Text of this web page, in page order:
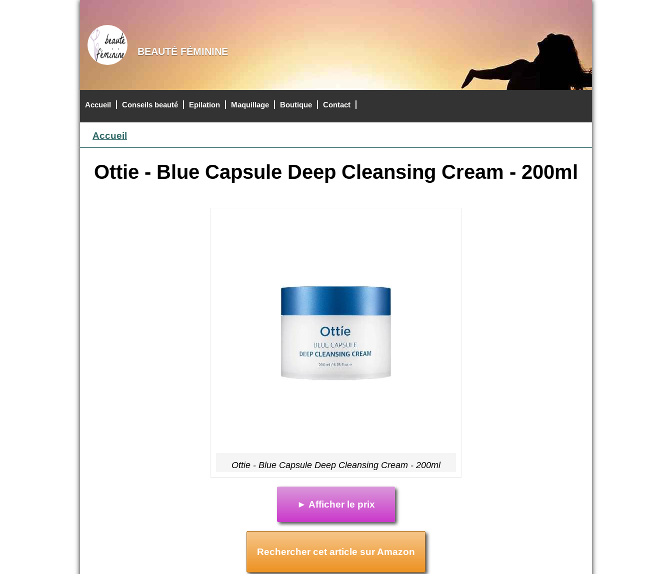
BEAUTÉ FÉMININE
MENU PRINCIPAL
Accueil Conseils beauté Epilation Maquillage Boutique Contact
Accueil
Ottie - Blue Capsule Deep Cleansing Cream - 200ml
Ottie - Blue Capsule Deep Cleansing Cream - 200ml
► Afficher le prix
Rechercher cet article sur Amazon